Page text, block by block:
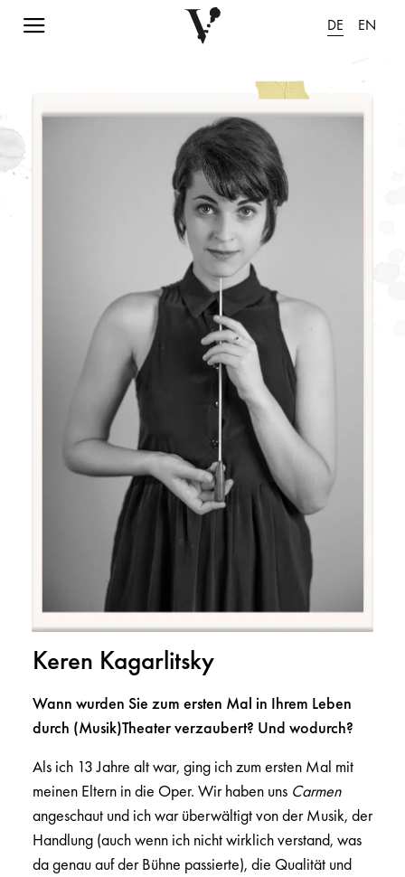
Navigation einblenden DE EN
Keren Kagarlitsky
Wann wurden Sie zum ersten Mal in Ihrem Leben
durch (Musik)Theater verzaubert? Und wodurch?
Als ich 13 Jahre alt war, ging ich zum ersten Mal mit
meinen Eltern in die Oper. Wir haben uns Carmen
angeschaut und ich war überwältigt von der Musik, der
Handlung (auch wenn ich nicht wirklich verstand, was
da genau auf der Bühne passierte), die Qualität und